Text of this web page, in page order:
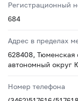
Регистрационный
684
Адрес в пределах
628408, Тюменская
автономный округ
Номер телефона